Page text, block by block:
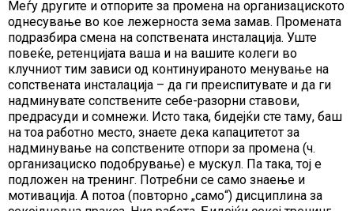
Меѓу другите и отпорите за промена на организациското
однесување во кое лежерноста зема замав. Промената
подразбира смена на сопствената инсталација. Уште
повеќе, ретенцијата ваша и на вашите колеги во
клучниот тим зависи од континуираното менување на
сопствената инсталација – да ги преиспитувате и да ги
надминувате сопствените себе-разорни ставови,
предрасуди и сомнежи. Исто така, бидејќи сте таму, баш
на тоа работно место, знаете дека капацитетот за
надминување на сопствените отпори за промена (ч.
организациско подобрување) е мускул. Па така, тој е
подложен на тренинг. Потребни се само знаење и
мотивација. А потоа (повторно „само“) дисциплина за